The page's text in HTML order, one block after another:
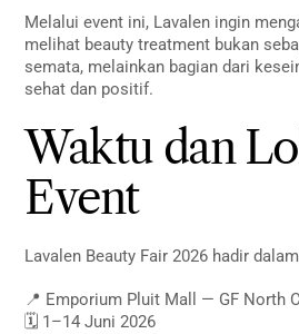
Melalui event ini, Lavalen ingin
melihat beauty treatment bukan
semata, melainkan bagian dari
sehat dan positif.
Waktu dan
Event
Lavalen Beauty Fair 2026 hadir
📍 Emporium Pluit Mall — GF North
🗓 1–14 Juni 2026